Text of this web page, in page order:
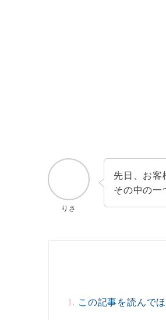
りさ
先日、お客
その中の一
この記事を読んで